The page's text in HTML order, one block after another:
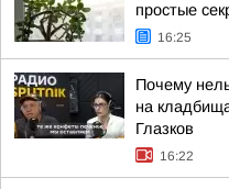
простые
16:25
Почему
на
Глазков
16:22